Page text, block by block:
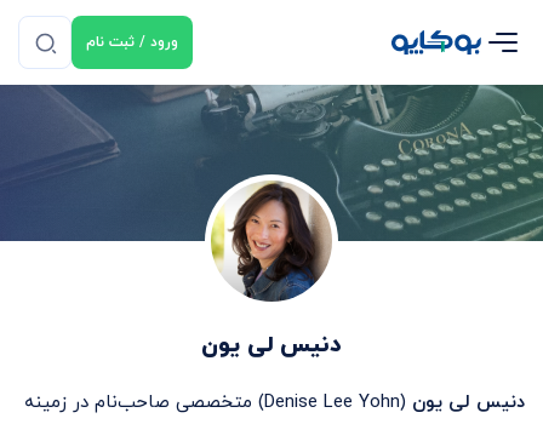
ورود / ثبت نام
دنیس لی یون
دنیس لی یون
(Denise Lee Yohn) متخصصی صاحب‌نام در زمینه